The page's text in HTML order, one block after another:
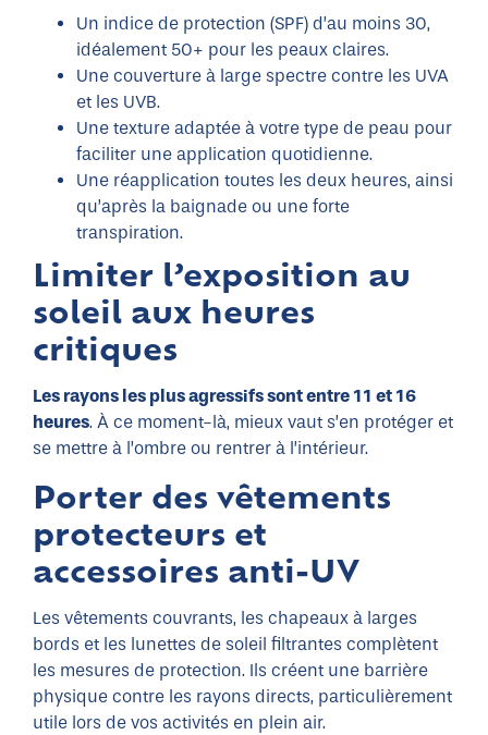
Un indice de protection (SPF) d’au moins 30,
idéalement 50+ pour les peaux claires.
Une couverture à large spectre contre les UVA
et les UVB.
Une texture adaptée à votre type de peau pour
faciliter une application quotidienne.
Une réapplication toutes les deux heures, ainsi
qu’après la baignade ou une forte
transpiration.
Limiter l’exposition au
soleil aux heures
critiques
Les rayons les plus agressifs sont entre 11 et 16
heures. À ce moment-là, mieux vaut s’en protéger et
se mettre à l’ombre ou rentrer à l’intérieur.
Porter des vêtements
protecteurs et
accessoires anti-UV
Les vêtements couvrants, les chapeaux à larges
bords et les lunettes de soleil filtrantes complètent
les mesures de protection. Ils créent une barrière
physique contre les rayons directs, particulièrement
utile lors de vos activités en plein air.